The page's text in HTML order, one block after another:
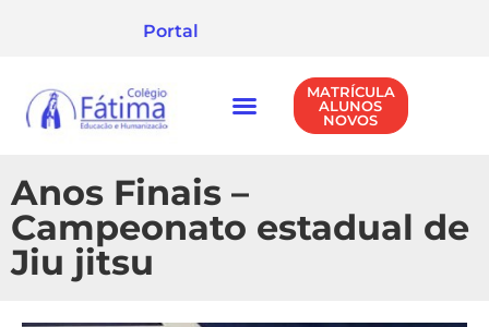
Portal
MATRÍCULA
ALUNOS
NOVOS
Anos Finais –
Campeonato estadual de
Jiu jitsu